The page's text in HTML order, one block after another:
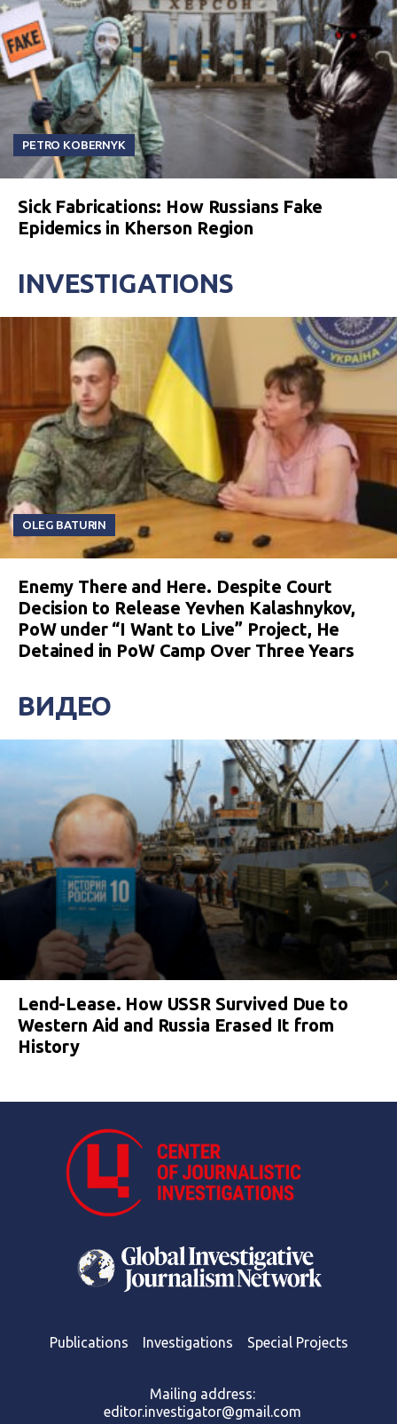
PETRO KOBERNYK
Sick Fabrications: How Russians Fake
Epidemics in Kherson Region
INVESTIGATIONS
OLEG BATURIN
Enemy There and Here. Despite Court
Decision to Release Yevhen Kalashnykov,
PoW under “I Want to Live” Project, He
Detained in PoW Camp Over Three Years
ВИДЕО
Lend-Lease. How USSR Survived Due to
Western Aid and Russia Erased It from
History
Publications Investigations Special Projects
Mailing address:
editor.investigator@gmail.com